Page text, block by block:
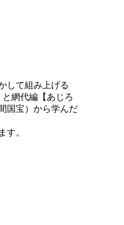
して組み上げる
網代編【あじろ
国宝）から学んだ
す。